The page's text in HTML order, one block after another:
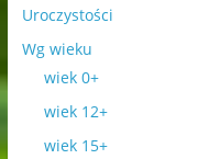
Uroczystości
Wg wieku
wiek 0+
wiek 12+
wiek 15+